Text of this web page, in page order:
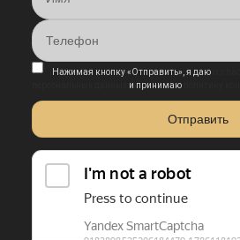
Нажимая кнопку «Отправить», я даю
и принимаю